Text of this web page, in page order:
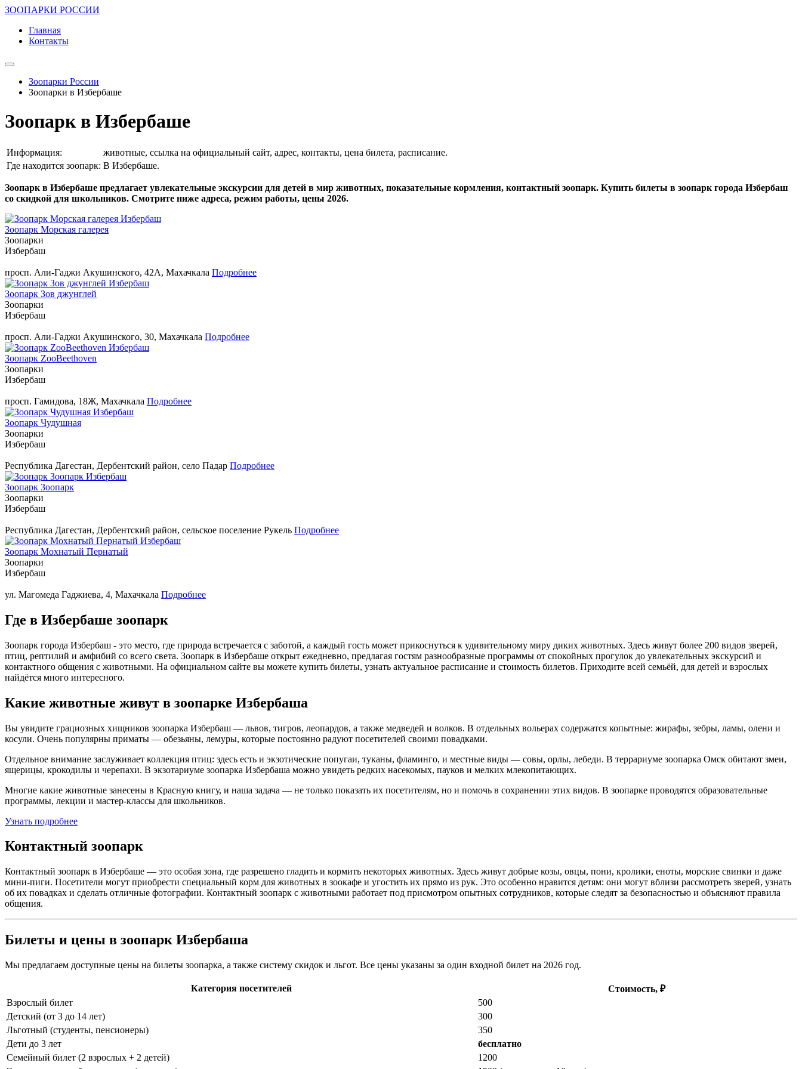
ЗООПАРКИ РОССИИ
Главная
Контакты
Зоопарки России
Зоопарки в Избербаше
Зоопарк в Избербаше
Информация:
животные, ссылка на официальный сайт, адрес, контакты, цена билета, расписание.
Где находится зоопарк: В Избербаше.
Зоопарк в Избербаше предлагает увлекательные экскурсии для детей в мир животных, показательные кормления, контактный зоопарк. Купить билеты в зоопарк города Избербаш
со скидкой для школьников. Смотрите ниже адреса, режим работы, цены 2026.
Зоопарк Морская галерея
Зоопарки
Избербаш
просп. Али-Гаджи Акушинского, 42А, Махачкала Подробнее
Зоопарк Зов джунглей
Зоопарки
Избербаш
просп. Али-Гаджи Акушинского, 30, Махачкала Подробнее
Зоопарк ZooBeethoven
Зоопарки
Избербаш
просп. Гамидова, 18Ж, Махачкала Подробнее
Зоопарк Чудушная
Зоопарки
Избербаш
Республика Дагестан, Дербентский район, село Падар Подробнее
Зоопарк Зоопарк
Зоопарки
Избербаш
Республика Дагестан, Дербентский район, сельское поселение Рукель Подробнее
Зоопарк Мохнатый Пернатый
Зоопарки
Избербаш
ул. Магомеда Гаджиева, 4, Махачкала Подробнее
Где в Избербаше зоопарк
Зоопарк города Избербаш - это место, где природа встречается с заботой, а каждый гость может прикоснуться к удивительному миру диких животных. Здесь живут более 200 видов зверей,
птиц, рептилий и амфибий со всего света. Зоопарк в Избербаше открыт ежедневно, предлагая гостям разнообразные программы от спокойных прогулок до увлекательных экскурсий и
контактного общения с животными. На официальном сайте вы можете купить билеты, узнать актуальное расписание и стоимость билетов. Приходите всей семьёй, для детей и взрослых
найдётся много интересного.
Какие животные живут в зоопарке Избербаша
Вы увидите грациозных хищников зоопарка Избербаш — львов, тигров, леопардов, а также медведей и волков. В отдельных вольерах содержатся копытные: жирафы, зебры, ламы, олени и
косули. Очень популярны приматы — обезьяны, лемуры, которые постоянно радуют посетителей своими повадками.
Отдельное внимание заслуживает коллекция птиц: здесь есть и экзотические попугаи, туканы, фламинго, и местные виды — совы, орлы, лебеди. В террариуме зоопарка Омск обитают змеи,
ящерицы, крокодилы и черепахи. В экзотариуме зоопарка Избербаша можно увидеть редких насекомых, пауков и мелких млекопитающих.
Многие какие животные занесены в Красную книгу, и наша задача — не только показать их посетителям, но и помочь в сохранении этих видов. В зоопарке проводятся образовательные
программы, лекции и мастер-классы для школьников.
Узнать подробнее
Контактный зоопарк
Контактный зоопарк в Избербаше — это особая зона, где разрешено гладить и кормить некоторых животных. Здесь живут добрые козы, овцы, пони, кролики, еноты, морские свинки и даже
мини-пиги. Посетители могут приобрести специальный корм для животных в зоокафе и угостить их прямо из рук. Это особенно нравится детям: они могут вблизи рассмотреть зверей, узнать
об их повадках и сделать отличные фотографии. Контактный зоопарк с животными работает под присмотром опытных сотрудников, которые следят за безопасностью и объясняют правила
общения.
Билеты и цены в зоопарк Избербаша
Мы предлагаем доступные цены на билеты зоопарка, а также систему скидок и льгот. Все цены указаны за один входной билет на 2026 год.
Категория посетителей
Стоимость, ₽
Взрослый билет
500
Детский (от 3 до 14 лет)
300
Льготный (студенты, пенсионеры)
350
Дети до 3 лет
бесплатно
Семейный билет (2 взрослых + 2 детей)
1200